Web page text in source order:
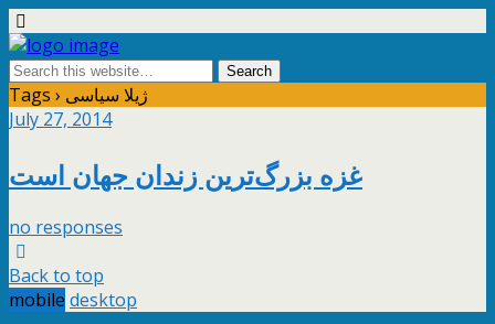
Tags › ژیلا سیاسی
July 27, 2014
غزه بزرگ‌ترین زندان جهان است
no responses
Back to top
mobile desktop